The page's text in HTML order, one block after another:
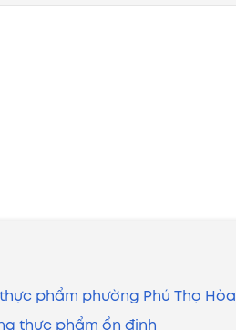
phẩm phường Phú Thọ Hòa
thực phẩm ổn định